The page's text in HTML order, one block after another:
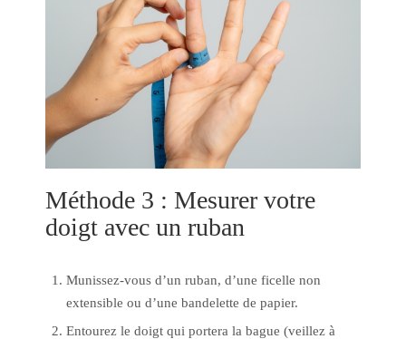
Méthode 3 : Mesurer votre
doigt avec un ruban
Munissez-vous d’un ruban, d’une ficelle non
extensible ou d’une bandelette de papier.
Entourez le doigt qui portera la bague (veillez à